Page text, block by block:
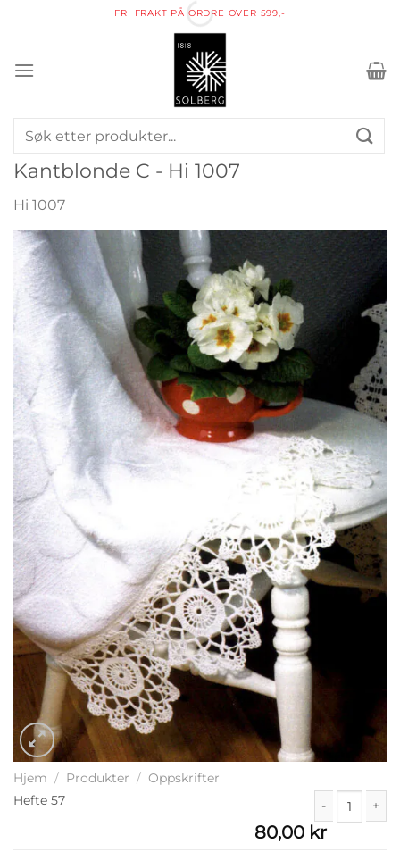
FRI FRAKT PÅ ORDRE OVER 599,-
Søk
etter:
Kantblonde C - Hi 1007
Hi 1007
Hjem / Produkter / Oppskrifter
Hefte 57
80,00 kr
Hefte 57 antall